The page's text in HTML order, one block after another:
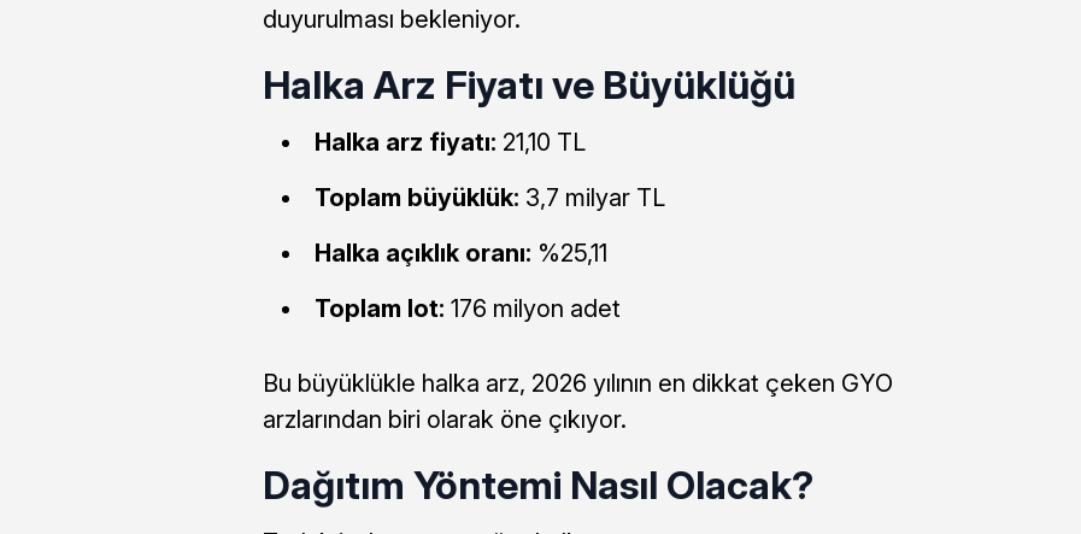
duyurulması bekleniyor.
Halka Arz Fiyatı ve Büyüklüğü
Halka arz fiyatı: 21,10 TL
Toplam büyüklük: 3,7 milyar TL
Halka açıklık oranı: %25,11
Toplam lot: 176 milyon adet
Bu büyüklükle halka arz, 2026 yılının en dikkat çeken GYO
arzlarından biri olarak öne çıkıyor.
Dağıtım Yöntemi Nasıl Olacak?